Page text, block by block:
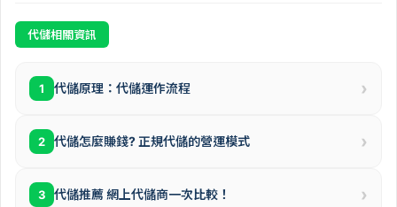
代儲相關資訊
1 代儲原理：代儲運作流程 ›
2 代儲怎麼賺錢? 正規代儲的營運模式 ›
3 代儲推薦 網上代儲商一次比較！ ›